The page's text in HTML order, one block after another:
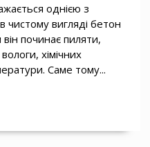
однією з
чистому вигляді бетон
він починає пиляти,
хімічних
Саме тому...